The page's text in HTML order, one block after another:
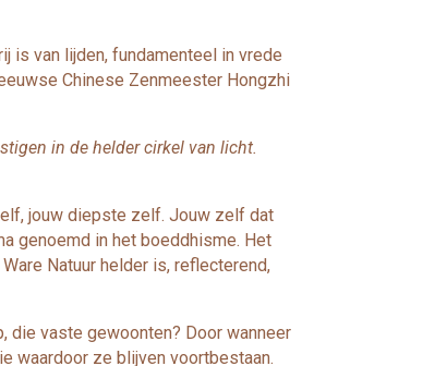
is van lijden, fundamenteel in vrede
Chinese Zenmeester Hongzhi
in de helder cirkel van licht.
jouw diepste zelf. Jouw zelf dat
genoemd in het boeddhisme. Het
Natuur helder is, reflecterend,
die vaste gewoonten? Door wanneer
waardoor ze blijven voortbestaan.